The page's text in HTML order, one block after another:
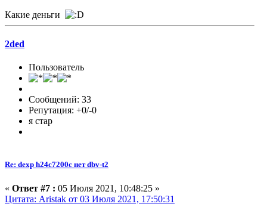
Какие деньги
2ded
Пользователь
Сообщений: 33
Репутация: +0/-0
я стар
Re: dexp h24c7200c нет dbv-t2
« Ответ #7 : 05 Июля 2021, 10:48:25 »
Цитата: Aristak от 03 Июля 2021, 17:50:31